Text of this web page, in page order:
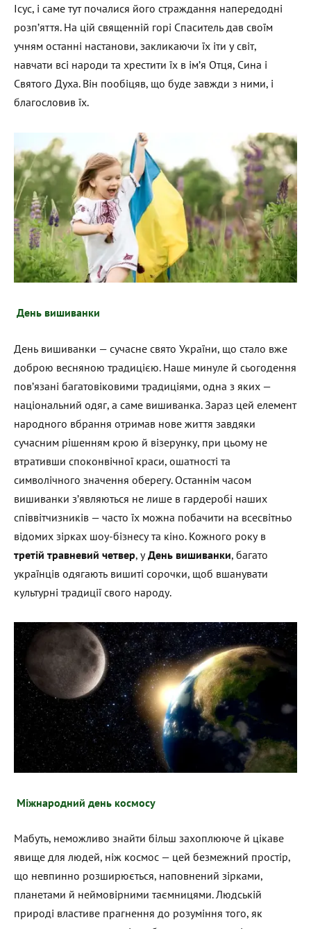
Ісус, і саме тут почалися його страждання напередодні
розп’яття. На цій священній горі Спаситель дав своїм
учням останні настанови, закликаючи їх іти у світ,
навчати всі народи та хрестити їх в ім’я Отця, Сина і
Святого Духа. Він пообіцяв, що буде завжди з ними, і
благословив їх.
День вишиванки
День вишиванки — сучасне свято України, що стало вже
доброю весняною традицією. Наше минуле й сьогодення
пов’язані багатовіковими традиціями, одна з яких —
національний одяг, а саме вишиванка. Зараз цей елемент
народного вбрання отримав нове життя завдяки
сучасним рішенням крою й візерунку, при цьому не
втративши споконвічної краси, ошатності та
символічного значення оберегу. Останнім часом
вишиванки з’являються не лише в гардеробі наших
співвітчизників — часто їх можна побачити на всесвітньо
відомих зірках шоу-бізнесу та кіно. Кожного року в
третій травневий четвер, уДень вишиванки, багато
українців одягають вишиті сорочки, щоб вшанувати
культурні традиції свого народу.
Міжнародний день космосу
Мабуть, неможливо знайти більш захоплююче й цікаве
явище для людей, ніж космос — цей безмежний простір,
що невпинно розширюється, наповнений зірками,
планетами й неймовірними таємницями. Людській
природі властиве прагнення до розуміння того, як